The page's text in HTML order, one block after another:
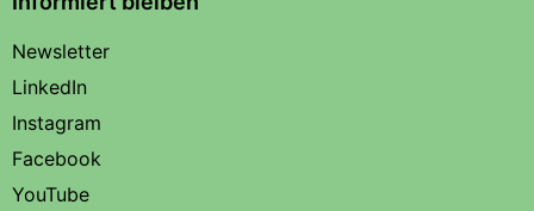
Newsletter
LinkedIn
Instagram
Facebook
YouTube